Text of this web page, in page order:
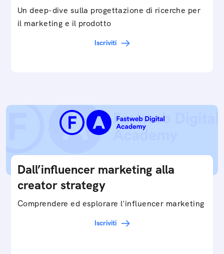
Un deep-dive sulla progettazione di ricerche per
il marketing e il prodotto
Iscriviti
Dall’influencer marketing alla
creator strategy
Comprendere ed esplorare l'influencer marketing
Iscriviti